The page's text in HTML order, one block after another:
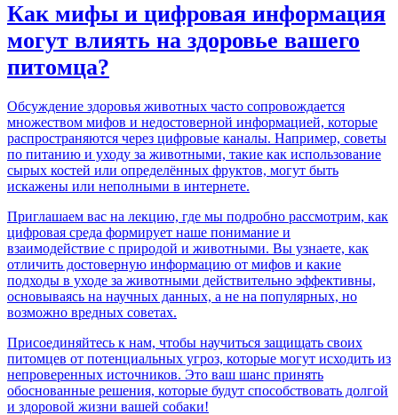
Как мифы и цифровая информация
могут влиять на здоровье вашего
питомца?
Обсуждение здоровья животных часто сопровождается
множеством мифов и недостоверной информацией, которые
распространяются через цифровые каналы. Например, советы
по питанию и уходу за животными, такие как использование
сырых костей или определённых фруктов, могут быть
искажены или неполными в интернете.
Приглашаем вас на лекцию, где мы подробно рассмотрим, как
цифровая среда формирует наше понимание и
взаимодействие с природой и животными. Вы узнаете, как
отличить достоверную информацию от мифов и какие
подходы в уходе за животными действительно эффективны,
основываясь на научных данных, а не на популярных, но
возможно вредных советах.
Присоединяйтесь к нам, чтобы научиться защищать своих
питомцев от потенциальных угроз, которые могут исходить из
непроверенных источников. Это ваш шанс принять
обоснованные решения, которые будут способствовать долгой
и здоровой жизни вашей собаки!